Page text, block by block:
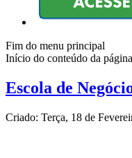
Fim do menu principal
Início do conteúdo da página
Escola de
Criado: Terça, 18 de